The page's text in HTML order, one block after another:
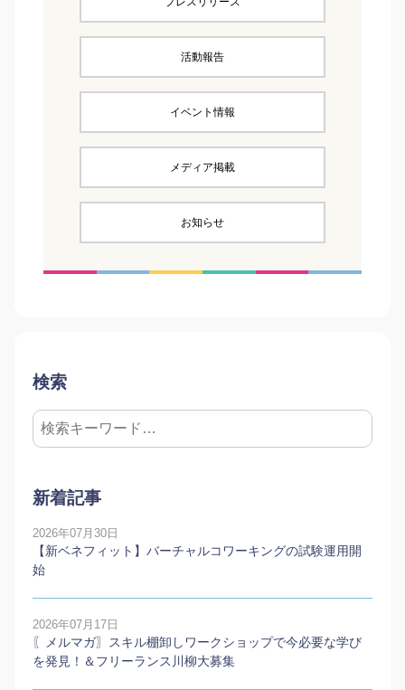
活動報告
イベント情報
メディア掲載
お知らせ
検索
新着記事
2026年07月30日
【新ベネフィット】バーチャルコワーキングの試験運用開
始
2026年07月17日
〖メルマガ〗スキル棚卸しワークショップで今必要な学び
を発見！＆フリーランス川柳大募集